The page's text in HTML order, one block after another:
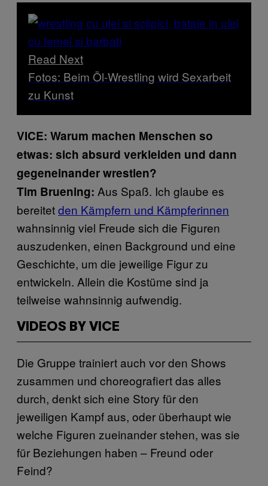
Read Next
Fotos: Beim Öl-Wrestling wird Sexarbeit
zu Kunst
VICE: Warum machen Menschen so
etwas: sich absurd verkleiden und dann
gegeneinander wrestlen?
Tim Bruening: Aus Spaß. Ich glaube es
bereitetden Kämpfern und Kämpferinnen
wahnsinnig viel Freude sich die Figuren
auszudenken, einen Background und eine
Geschichte, um die jeweilige Figur zu
entwickeln. Allein die Kostüme sind ja
teilweise wahnsinnig aufwendig.
VIDEOS BY VICE
Die Gruppe trainiert auch vor den Shows
zusammen und choreografiert das alles
durch, denkt sich eine Story für den
jeweiligen Kampf aus, oder überhaupt wie
welche Figuren zueinander stehen, was sie
für Beziehungen haben – Freund oder
Feind?